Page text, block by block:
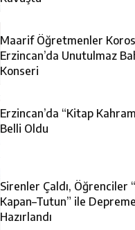
Maarif Öğretmenler
Erzincan’da Unutulmaz
Konseri
Erzincan’da “Kitap
Belli Oldu
Sirenler Çaldı, Öğrenciler
Kapan–Tutun” ile Depreme
Hazırlandı